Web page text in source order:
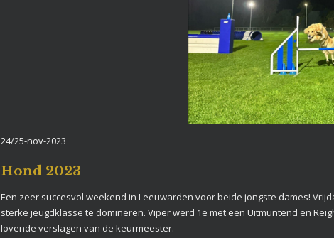
24/25-nov-2023
Hond 2023
Een zeer succesvol weekend in Leeuwarden voor beide jongste dames!
sterke jeugdklasse te domineren. Viper werd 1e met een Uitmuntend en
lovende verslagen van de keurmeester.